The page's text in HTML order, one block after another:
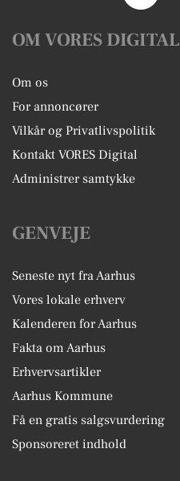
OM VORES DIGITAL
Om os
For annoncører
Vilkår og Privatlivspolitik
Kontakt VORES Digital
Administrer samtykke
GENVEJE
Seneste nyt fra Aarhus
Vores lokale erhverv
Kalenderen for Aarhus
Fakta om Aarhus
Erhvervsartikler
Aarhus Kommune
Få en gratis salgsvurdering
Sponsoreret indhold